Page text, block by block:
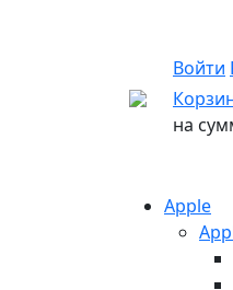
Войти
на
Apple